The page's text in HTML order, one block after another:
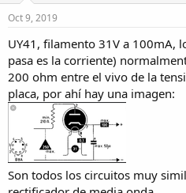
Oct 9, 2019
UY41, filamento 31V a 100mA,
pasa es la corriente)
200 ohm entre el vivo de la
placa, por ahí hay una imagen:
Son todos los circuitos muy